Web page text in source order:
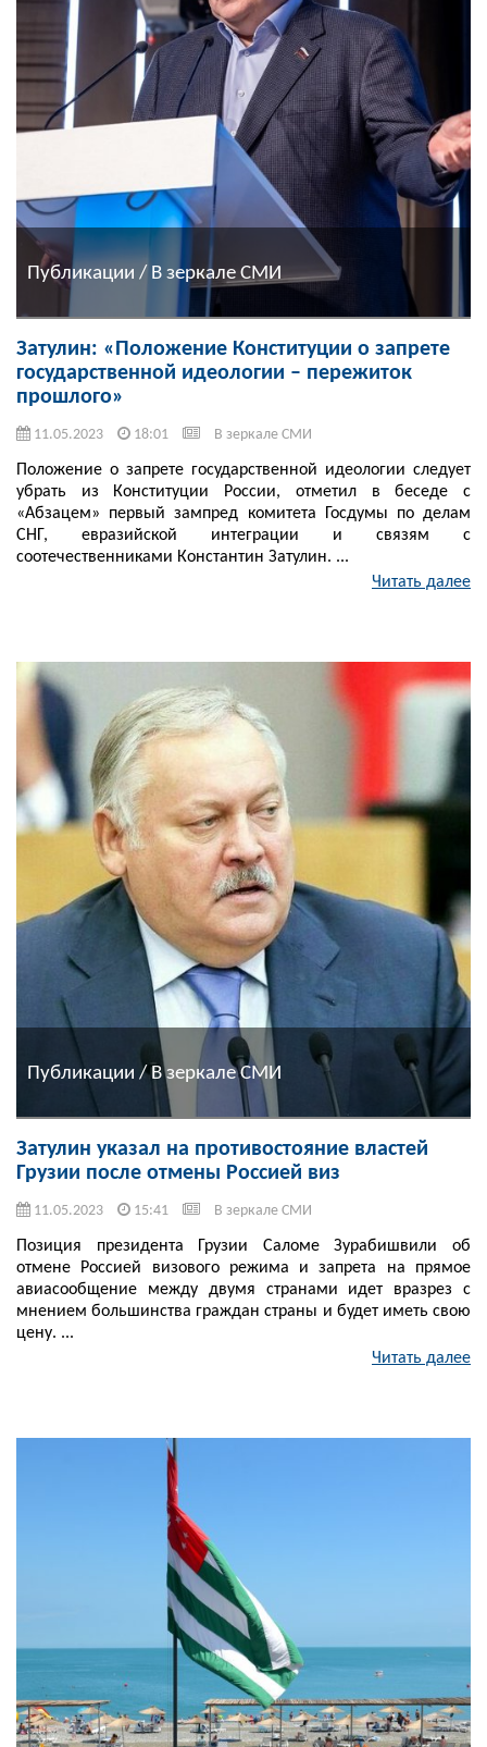
Публикации / В зеркале СМИ
Затулин: «Положение Конституции о запрете
государственной идеологии – пережиток
прошлого»
11.05.2023 18:01 В зеркале СМИ
Положение о запрете государственной идеологии следует
убрать из Конституции России, отметил в беседе с
«Абзацем» первый зампред комитета Госдумы по делам
СНГ, евразийской интеграции и связям с
соотечественниками Константин Затулин. ...
Читать далее
Публикации / В зеркале СМИ
Затулин указал на противостояние властей
Грузии после отмены Россией виз
11.05.2023 15:41 В зеркале СМИ
Позиция президента Грузии Саломе Зурабишвили об
отмене Россией визового режима и запрета на прямое
авиасообщение между двумя странами идет вразрез с
мнением большинства граждан страны и будет иметь свою
цену. ...
Читать далее